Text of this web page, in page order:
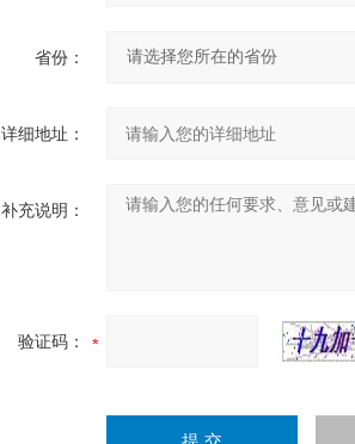
省份：
详细地址：
补充说明：
验证码：